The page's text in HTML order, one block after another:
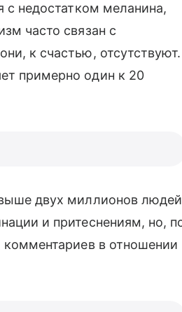
с недостатком меланина,
часто связан с
к счастью, отсутствуют.
примерно один к 20
двух миллионов людей
и притеснениям, но,
комментариев в отношении